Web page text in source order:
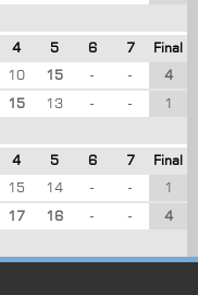
4 5 6 7
Final
10 15 - -
4
15 13 - - 1
4 5 6 7
Final
15 14 - -
1
17 16 - - 4